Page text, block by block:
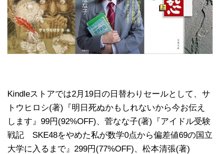
Kindleストアでは2月19日の日替わりセールとして、サ
トウヒロシ(著)『明日死ぬかもしれないから今お伝え
します』99円(92%OFF)、菅なな子(著)『アイドル受験
戦記 SKE48をやめた私が数学0点から偏差値69の国立
大学に入るまで』299円(77%OFF)、松本清張(著)